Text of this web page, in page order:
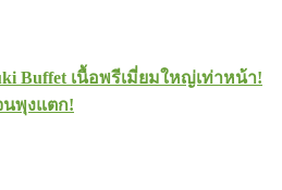
Buffet เนื้อพรีเมี่ยมใหญ่เท่าหน้า!
พุงแตก!